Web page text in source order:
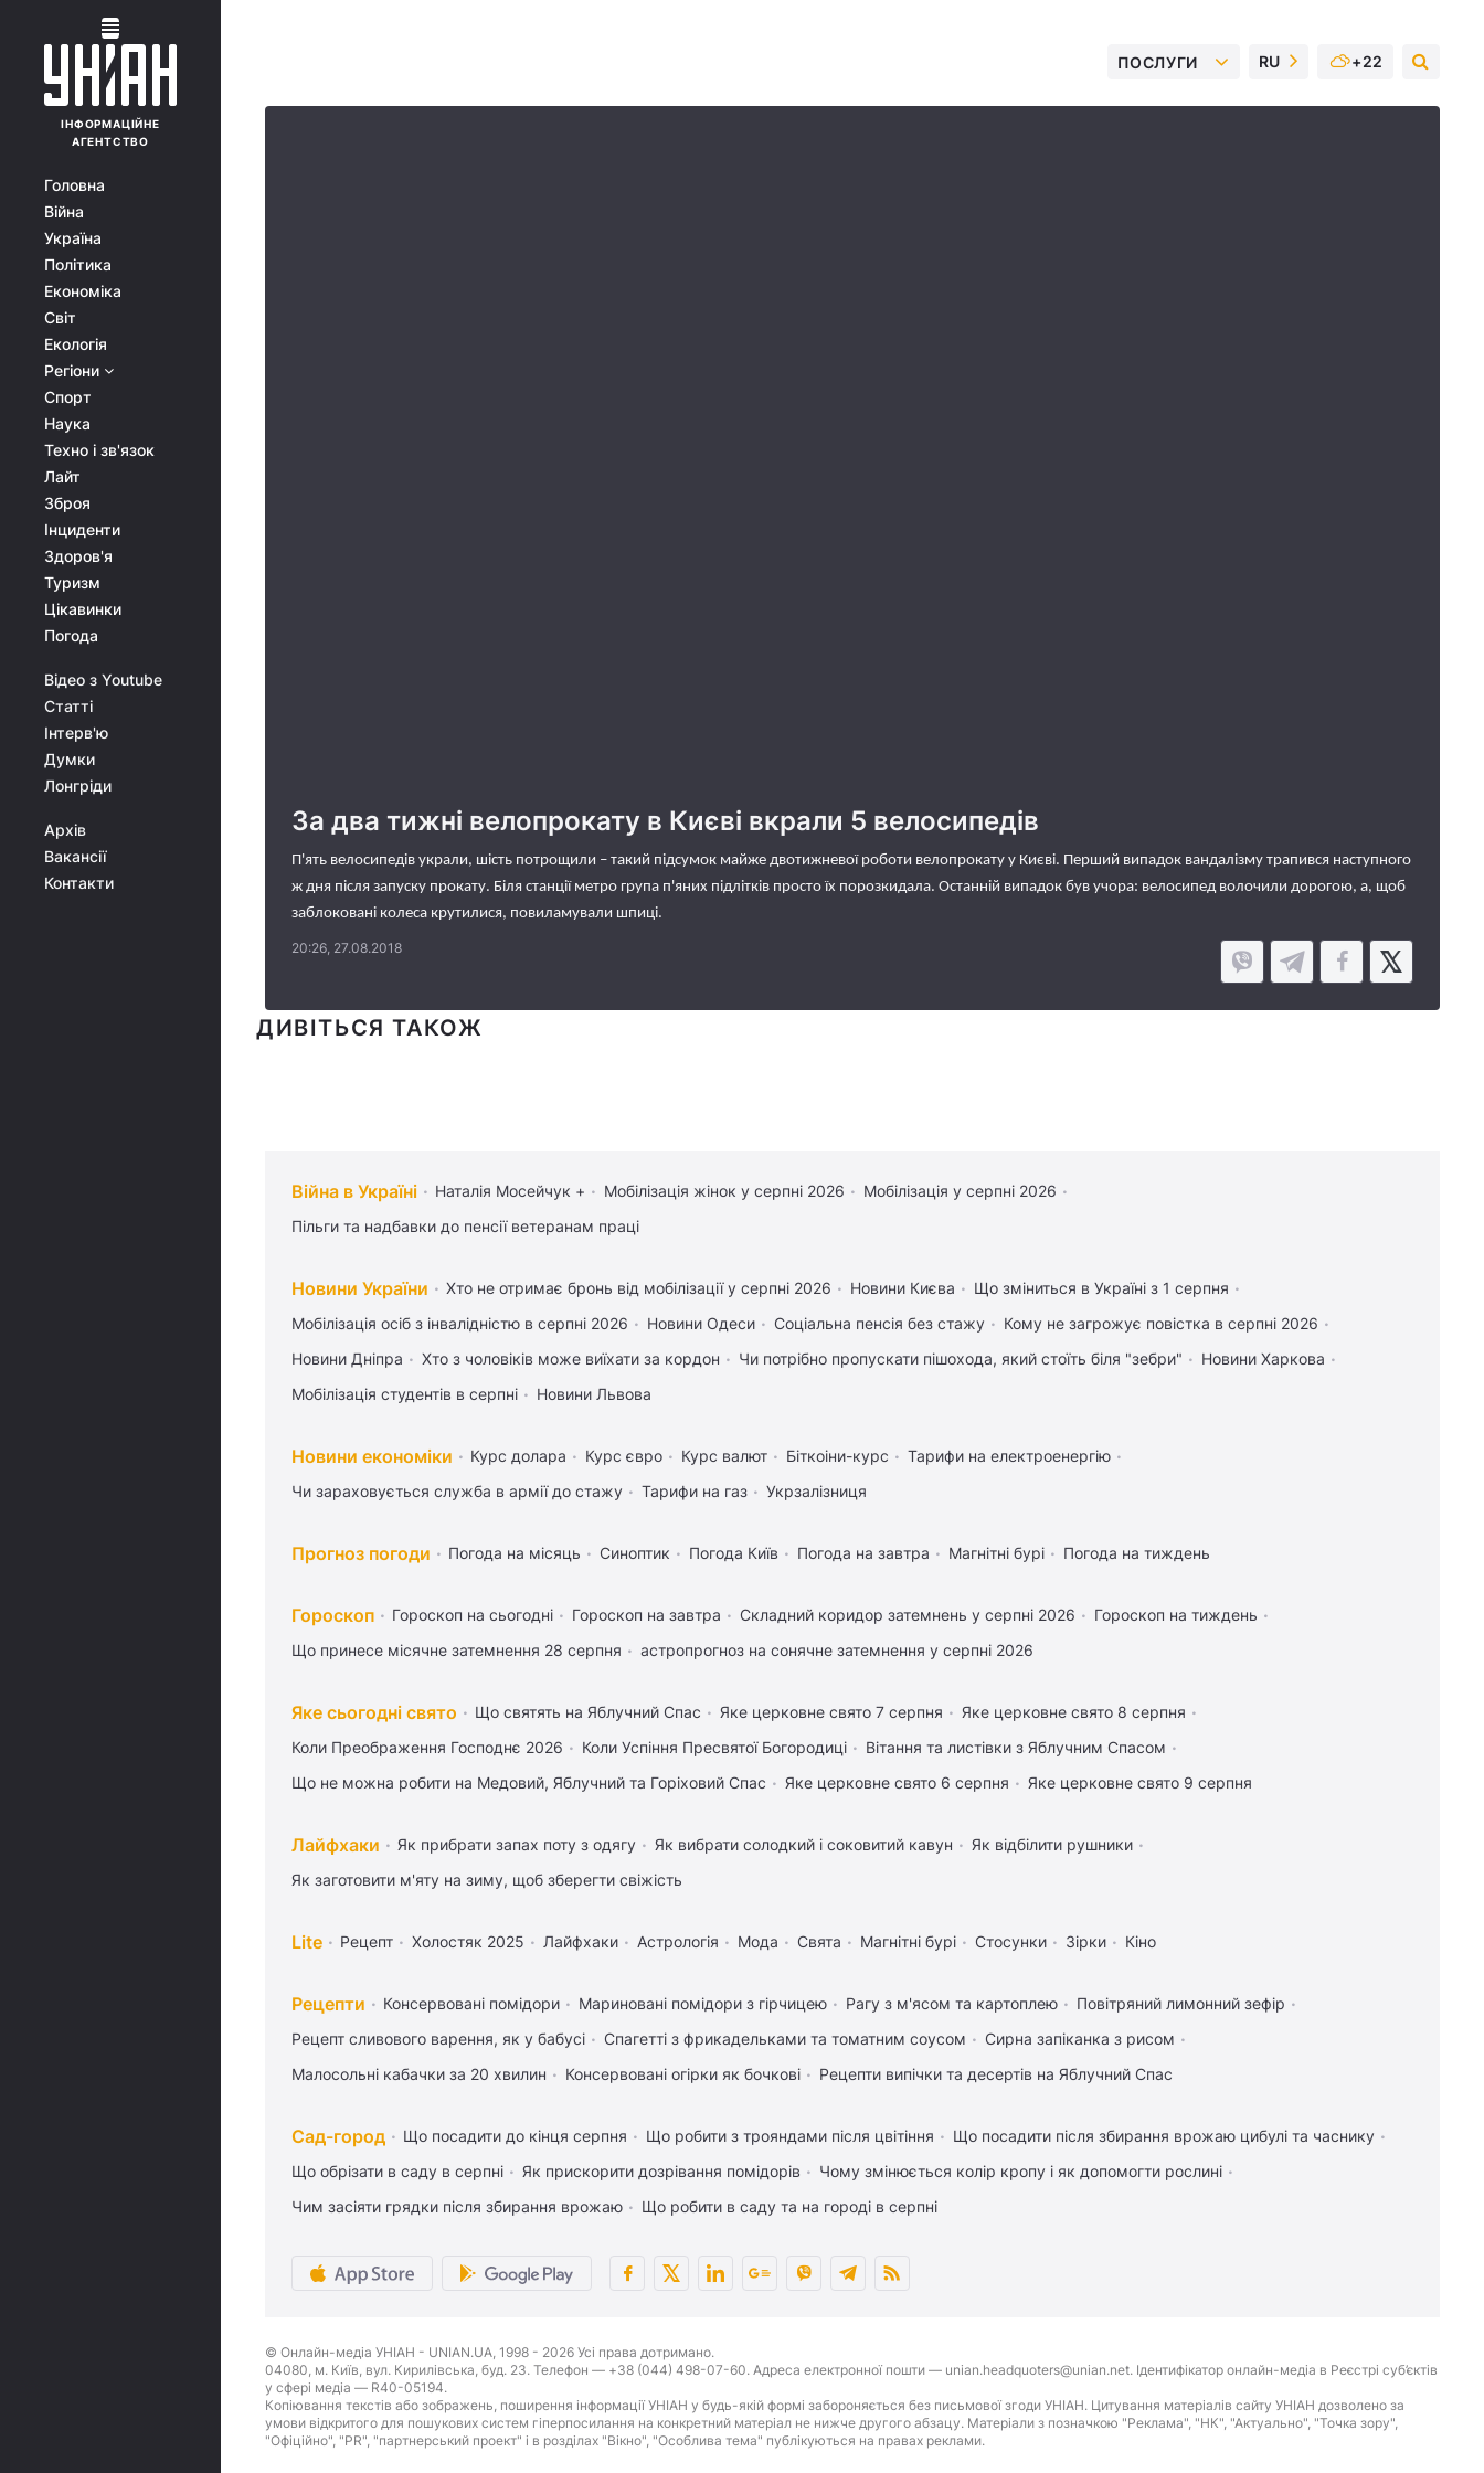
ІНФОРМАЦІЙНЕ
АГЕНТСТВО
Головна
Війна
Україна
Політика
Економіка
Світ
Екологія
Регіони
Спорт
Наука
Техно і зв'язок
Лайт
Зброя
Інциденти
Здоров'я
Туризм
Цікавинки
Погода
Відео з Youtube
Статті
Інтерв'ю
Думки
Лонгріди
Архів
Вакансії
Контакти
ПОСЛУГИ RU +22
За два тижні велопрокату в Києві вкрали 5 велосипедів
П'ять велосипедів украли, шість потрощили – такий підсумок майже двотижневої роботи велопрокату у Києві. Перший випадок вандалізму трапився наступного
ж дня після запуску прокату. Біля станції метро група п'яних підлітків просто їх порозкидала. Останній випадок був учора: велосипед волочили дорогою, а, щоб
заблоковані колеса крутилися, повиламували шпиці.
20:26, 27.08.2018
ДИВІТЬСЯ ТАКОЖ
Війна в Україні Наталія Мосейчук + Мобілізація жінок у серпні 2026
Мобілізація у серпні 2026
Пільги та надбавки до пенсії ветеранам праці
Новини України Хто не отримає бронь від мобілізації у серпні 2026 Новини Києва
Що зміниться в Україні з 1 серпня
Мобілізація осіб з інвалідністю в серпні 2026
Новини Одеси Соціальна пенсія без стажу
Кому не загрожує повістка в серпні 2026
Новини Дніпра
Хто з чоловіків може виїхати за кордон Чи потрібно пропускати пішохода, який стоїть біля "зебри"
Новини Харкова
Мобілізація студентів в серпні
Новини Львова
Новини економіки Курс долара Курс євро Курс валют Біткоіни-курс
Тарифи на електроенергію
Чи зараховується служба в армії до стажу
Тарифи на газ Укрзалізниця
Прогноз погоди Погода на місяць Синоптик Погода Київ Погода на завтра Магнітні бурі Погода на тиждень
Гороскоп Гороскоп на сьогодні Гороскоп на завтра Складний коридор затемнень у серпні 2026
Гороскоп на тиждень
Що принесе місячне затемнення 28 серпня
астропрогноз на сонячне затемнення у серпні 2026
Яке сьогодні свято Що святять на Яблучний Спас Яке церковне свято 7 серпня
Яке церковне свято 8 серпня
Коли Преображення Господнє 2026
Коли Успіння Пресвятої Богородиці
Вітання та листівки з Яблучним Спасом
Що не можна робити на Медовий, Яблучний та Горіховий Спас
Яке церковне свято 6 серпня Яке церковне свято 9 серпня
Лайфхаки Як прибрати запах поту з одягу Як вибрати солодкий і соковитий кавун
Як відбілити рушники
Як заготовити м'яту на зиму, щоб зберегти свіжість
Lite Рецепт Холостяк 2025 Лайфхаки Астрологія Мода Свята Магнітні бурі Стосунки Зірки Кіно
Рецепти Консервовані помідори Мариновані помідори з гірчицею Рагу з м'ясом та картоплею
Повітряний лимонний зефір
Рецепт сливового варення, як у бабусі
Спагетті з фрикадельками та томатним соусом
Сирна запіканка з рисом
Малосольні кабачки за 20 хвилин
Консервовані огірки як бочкові Рецепти випічки та десертів на Яблучний Спас
Сад-город Що посадити до кінця серпня Що робити з трояндами після цвітіння
Що посадити після збирання врожаю цибулі та часнику
Що обрізати в саду в серпні
Як прискорити дозрівання помідорів
Чому змінюється колір кропу і як допомогти рослині
Чим засіяти грядки після збирання врожаю
Що робити в саду та на городі в серпні
© Онлайн-медіа УНІАН - UNIAN.UA, 1998 - 2026 Усі права дотримано.
04080, м. Київ, вул. Кирилівська, буд. 23. Телефон — +38 (044) 498-07-60. Адреса електронної пошти — unian.headquoters@unian.net. Ідентифікатор онлайн-медіа в Реєстрі суб’єктів
у сфері медіа — R40-05194.
Копіювання текстів або зображень, поширення інформації УНІАН у будь-якій формі забороняється без письмової згоди УНІАН. Цитування матеріалів сайту УНІАН дозволено за
умови відкритого для пошукових систем гіперпосилання на конкретний матеріал не нижче другого абзацу. Матеріали з позначкою "Реклама", "НК", "Актуально", "Точка зору",
"Офіційно", "PR", "партнерський проект" і в розділах "Вікно", "Особлива тема" публікуються на правах реклами.